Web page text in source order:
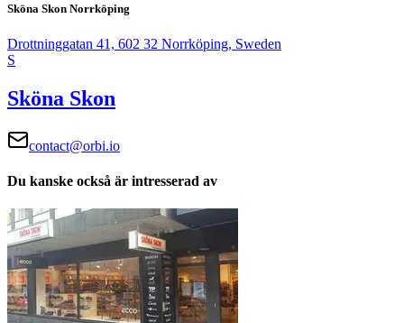
Sköna Skon Norrköping
Drottninggatan 41, 602 32 Norrköping, Sweden
S
Sköna Skon
contact@orbi.io
Du kanske också är intresserad av